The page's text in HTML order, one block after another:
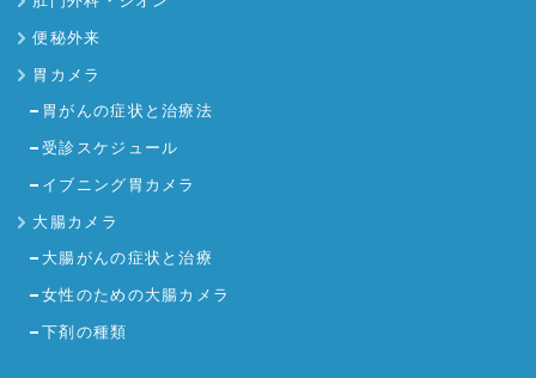
便秘外来
胃カメラ
胃がんの症状と治療法
受診スケジュール
イブニング胃カメラ
大腸カメラ
大腸がんの症状と治療
女性のための大腸カメラ
下剤の種類